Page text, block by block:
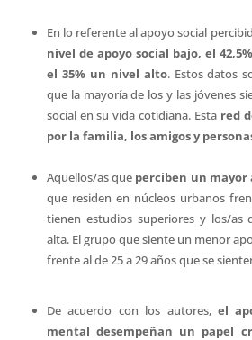
En lo referente al apoyo social
nivel de apoyo social bajo, el
el 35% un nivel alto. Estos datos
que la mayoría de los y las jóvenes
social en su vida cotidiana. Esta red
por la familia, los amigos y
Aquellos/as que perciben un mayor
que residen en núcleos urbanos
tienen estudios superiores y los/as
alta. El grupo que siente un menor
frente al de 25 a 29 años que se
De acuerdo con los autores, el
mental desempeñan un papel